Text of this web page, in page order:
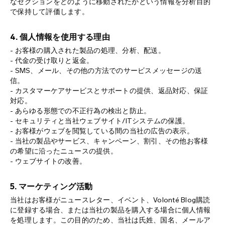
なセクションをどのように移動されたかという情報を分析目的
で保持して評価します。
4. 個人情報を使用する理由
- お客様の購入された製品の処理、分析、配送。
- 代金の受け取りと返金。
- SMS、メール、その他の方法でのサービスメッセージの送
信。
- カスタマーケアサービスとサポートの提供、返品対応、保証
対応。
- あらゆる形態での不正行為の検出と防止。
- セキュリティと当社ウェブサイト/ITシステムの保護。
- お客様がウェブを閲覧している間の当社の広告の表示。
- 当社の製品やサービス、キャンペーン、割引、その他お客様
の希望に沿ったニュースの提供。
- ウェブサイトの改善。
5. マーケティング活動
当社はお客様がニュースレター、イベント、Volonté Blog購読
に登録する場合、または当社の製品を購入する場合に個人情報
を処理します。この目的のため、当社は氏姓、国名、メールア